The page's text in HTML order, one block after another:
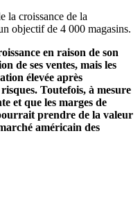
la croissance de la
objectif de 4 000 magasins.
en raison de son
de ses ventes, mais les
élevée après
Toutefois, à mesure
et que les marges de
prendre de la valeur
américain des